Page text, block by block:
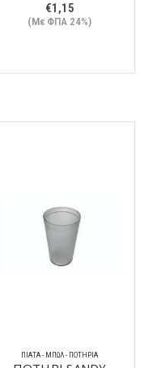
€1,15
(Με ΦΠΑ 24%)
ΠΙΆΤΑ - ΜΠΩΛ - ΠΟΤΉΡΙΑ